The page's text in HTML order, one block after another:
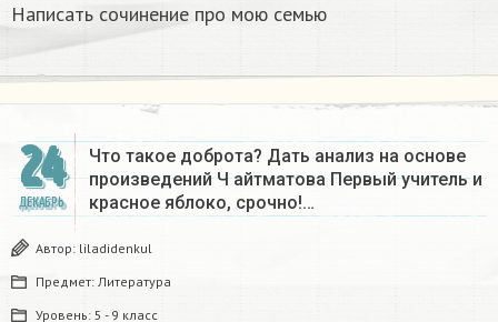
Написать сочинение про мою семью ​
24
ДЕКАБРЬ
Что такое доброта? Дать анализ на основе
произведений Ч айтматова Первый учитель и
красное яблоко, срочно!…
Автор: liladidenkul
Предмет: Литература
Уровень: 5 - 9 класс